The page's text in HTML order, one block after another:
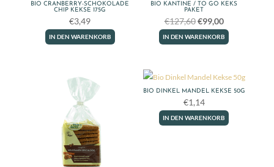
BIO CRANBERRY-SCHOKOLADE
CHIP KEKSE 175G
€3,49
IN DEN WARENKORB
BIO KANTINE / TO GO KEKS
PAKET
€127,60Ursprünglicher
Preis
€99,00Aktueller
Preis
IN DEN WARENKORB
BIO DINKEL MANDEL KEKSE 50G
€1,14
IN DEN WARENKORB